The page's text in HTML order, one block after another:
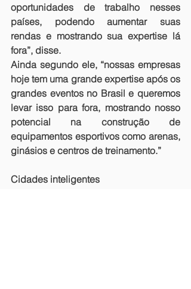
oportunidades de trabalho nesses
países, podendo aumentar suas
rendas e mostrando sua expertise lá
fora”, disse.
Ainda segundo ele, “nossas empresas
hoje tem uma grande expertise após os
grandes eventos no Brasil e queremos
levar isso para fora, mostrando nosso
potencial na construção de
equipamentos esportivos como arenas,
ginásios e centros de treinamento.”
Cidades inteligentes